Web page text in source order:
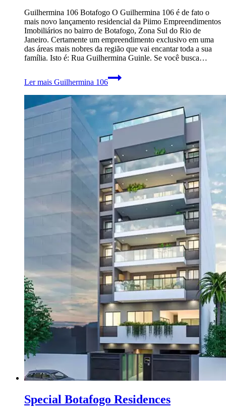
Guilhermina 106 Botafogo O Guilhermina 106 é de fato o
mais novo lançamento residencial da Piimo Empreendimentos
Imobiliários no bairro de Botafogo, Zona Sul do Rio de
Janeiro. Certamente um empreendimento exclusivo em uma
das áreas mais nobres da região que vai encantar toda a sua
família. Isto é: Rua Guilhermina Guinle. Se você busca…
Ler mais Guilhermina 106
Special Botafogo Residences